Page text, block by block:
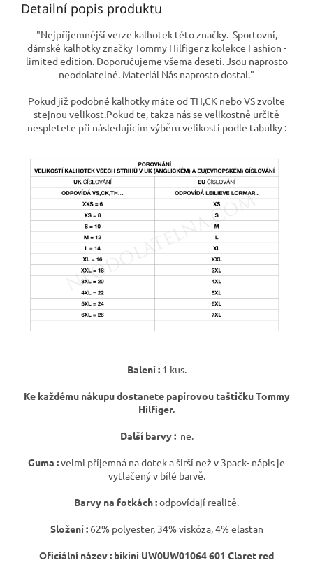
Detailní popis produktu
"Nejpříjemnější verze kalhotek této značky. Sportovní,
dámské kalhotky značky Tommy Hilfiger z kolekce Fashion -
limited edition. Doporučujeme všema deseti. Jsou naprosto
neodolatelné. Materiál Nás naprosto dostal."
Pokud již podobné kalhotky máte od TH,CK nebo VS zvolte
stejnou velikost.Pokud te, takza nás se velikostně určitě
nespletete při následujícím výběru velikostí podle tabulky :
Balení :1 kus.
Ke každému nákupu dostanete papírovou taštičku Tommy
Hilfiger.
Další barvy :ne.
Guma :velmi příjemná na dotek a širší než v 3pack- nápis je
vytlačený v bílé barvě.
Barvy na fotkách :odpovídají realitě.
Složení :62% polyester, 34% viskóza, 4% elastan
Oficiální název : bikini UW0UW01064 601 Claret red